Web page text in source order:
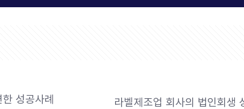
성공사례 라벨제조업 회사의 법인회생